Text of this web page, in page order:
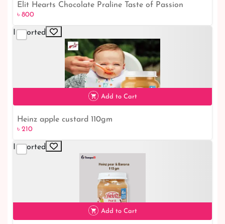
৳ 800
Elit Hearts Chocolate Praline Taste of Passion
৳ 800
Imported
৳ 210
Add to Cart
Heinz apple custard 110gm
৳ 210
Imported
Add to Cart